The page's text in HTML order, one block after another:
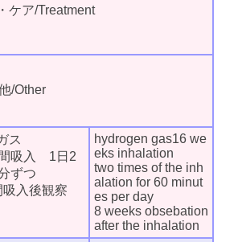
ケア/Treatment
/Other
ス
吸入 1日2
ずつ
吸入後観察
hydrogen gas16 we
eks inhalation
two times of the inh
alation for 60 minut
es per day
8 weeks obsebation
after the inhalation